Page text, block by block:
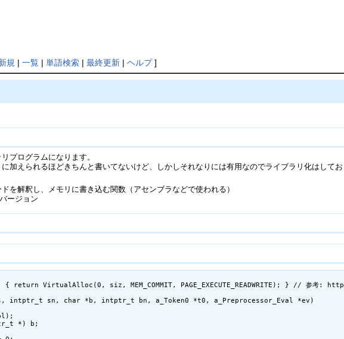
規 | 一覧| 単語検索| 最終更新| ヘルプ]
プログラムになります。
加えられるほどきちんと書いてないけど、しかしそれなりには有用なのでライブラリ化はしてお
を解釈し、メモリに書き込む関数（アセンブラなどで使われる）
ージョン